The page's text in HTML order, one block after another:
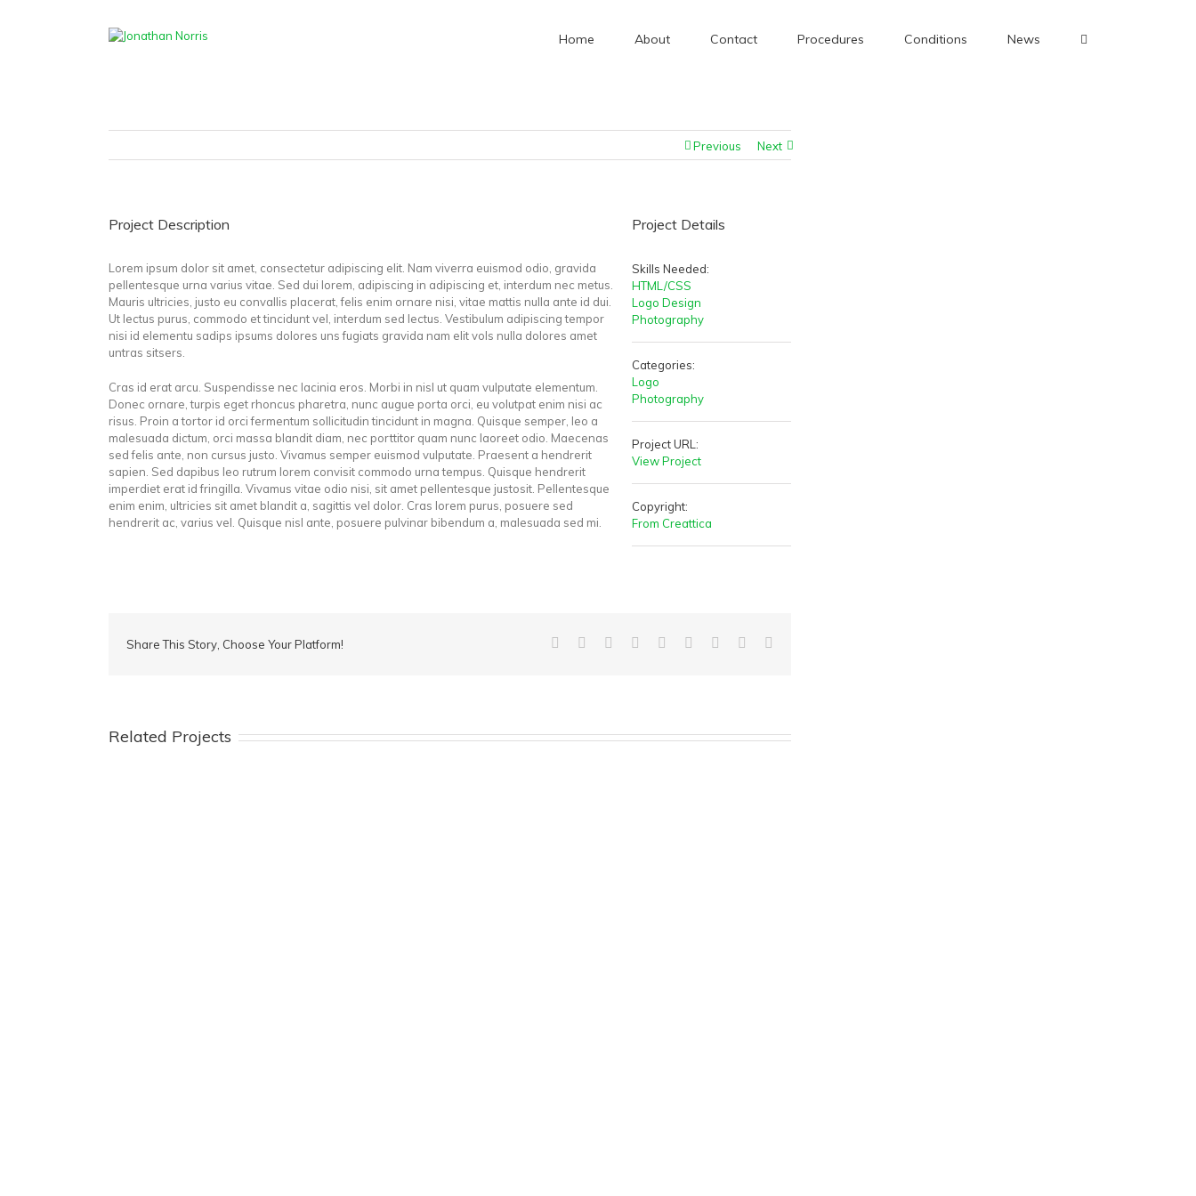
Home About Contact Procedures Conditions News
Previous Next
Project Description
Lorem ipsum dolor sit amet, consectetur adipiscing elit. Nam viverra euismod odio, gravida
pellentesque urna varius vitae. Sed dui lorem, adipiscing in adipiscing et, interdum nec metus.
Mauris ultricies, justo eu convallis placerat, felis enim ornare nisi, vitae mattis nulla ante id dui.
Ut lectus purus, commodo et tincidunt vel, interdum sed lectus. Vestibulum adipiscing tempor
nisi id elementu sadips ipsums dolores uns fugiats gravida nam elit vols nulla dolores amet
untras sitsers.
Cras id erat arcu. Suspendisse nec lacinia eros. Morbi in nisl ut quam vulputate elementum.
Donec ornare, turpis eget rhoncus pharetra, nunc augue porta orci, eu volutpat enim nisi ac
risus. Proin a tortor id orci fermentum sollicitudin tincidunt in magna. Quisque semper, leo a
malesuada dictum, orci massa blandit diam, nec porttitor quam nunc laoreet odio. Maecenas
sed felis ante, non cursus justo. Vivamus semper euismod vulputate. Praesent a hendrerit
sapien. Sed dapibus leo rutrum lorem convisit commodo urna tempus. Quisque hendrerit
imperdiet erat id fringilla. Vivamus vitae odio nisi, sit amet pellentesque justosit. Pellentesque
enim enim, ultricies sit amet blandit a, sagittis vel dolor. Cras lorem purus, posuere sed
hendrerit ac, varius vel. Quisque nisl ante, posuere pulvinar bibendum a, malesuada sed mi.
Project Details
Skills Needed:
HTML/CSS
Logo Design
Photography
Categories:
Logo
Photography
Project URL:
View Project
Copyright:
From Creattica
Share This Story, Choose Your Platform! Facebook
TwitterLinkedin
Reddit TumblrGoogle+Pinterest
Related Projects